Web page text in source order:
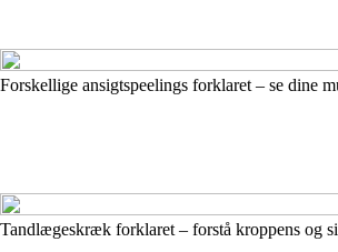
Forskellige ansigtspeelings forklaret – se dine
Tandlægeskræk forklaret – forstå kroppens og